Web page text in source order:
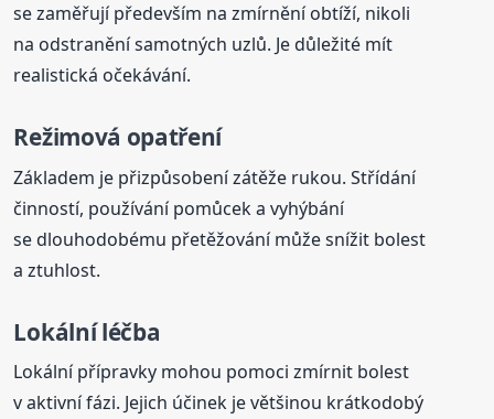
se zaměřují především na zmírnění obtíží, nikoli
na odstranění samotných uzlů. Je důležité mít
realistická očekávání.
Režimová opatření
Základem je přizpůsobení zátěže rukou. Střídání
činností, používání pomůcek a vyhýbání
se dlouhodobému přetěžování může snížit bolest
a ztuhlost.
Lokální léčba
Lokální přípravky mohou pomoci zmírnit bolest
v aktivní fázi. Jejich účinek je většinou krátkodobý